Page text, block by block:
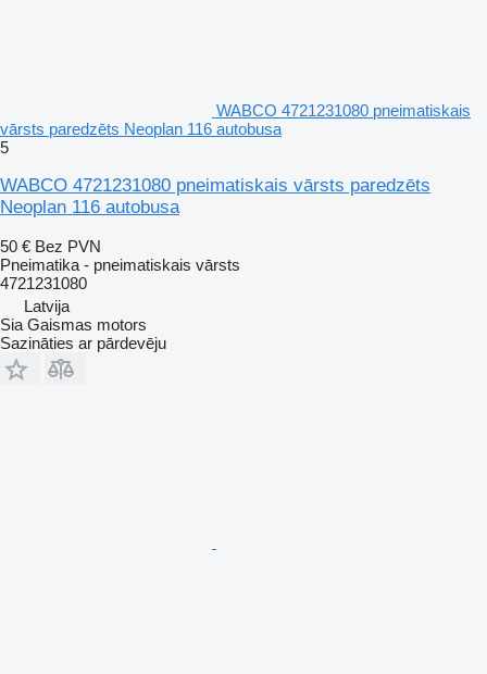
WABCO 4721231080 pneimatiskais
vārsts paredzēts Neoplan 116 autobusa
5
WABCO 4721231080 pneimatiskais vārsts paredzēts
Neoplan 116 autobusa
50 € Bez PVN
Pneimatika - pneimatiskais vārsts
4721231080
Latvija
Sia Gaismas motors
Sazināties ar pārdevēju